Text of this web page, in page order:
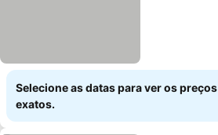
Selecione as datas para ver os preços
exatos.